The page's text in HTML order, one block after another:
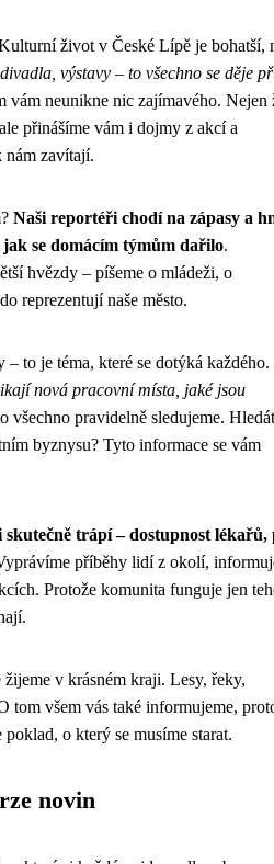
život v České Lípě je bohatší,
výstavy – to všechno se děje
vám neunikne nic zajímavého. Nejen
přinášíme vám i dojmy z akcí a
nám zavítají.
Naši reportéři chodí na zápasy a
se domácím týmům dařilo.
hvězdy – píšeme o mládeži, o
reprezentují naše město.
to je téma, které se dotýká každého.
nová pracovní místa, jaké jsou
všechno pravidelně sledujeme.
byznysu? Tyto informace se vám
trápí – dostupnost lékařů,
příběhy lidí z okolí,
Protože komunita funguje jen
žijeme v krásném kraji. Lesy, řeky,
tom všem vás také informujeme,
o který se musíme starat.
novin